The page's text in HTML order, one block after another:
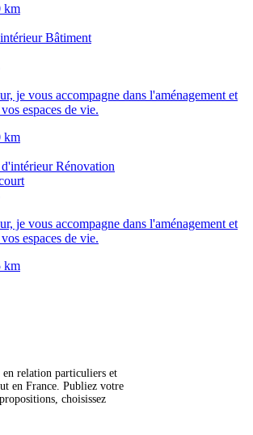
km
Bâtiment
je vous accompagne dans l'aménagement et
espaces de vie.
km
Rénovation
je vous accompagne dans l'aménagement et
espaces de vie.
km
relation particuliers et
en France. Publiez votre
choisissez